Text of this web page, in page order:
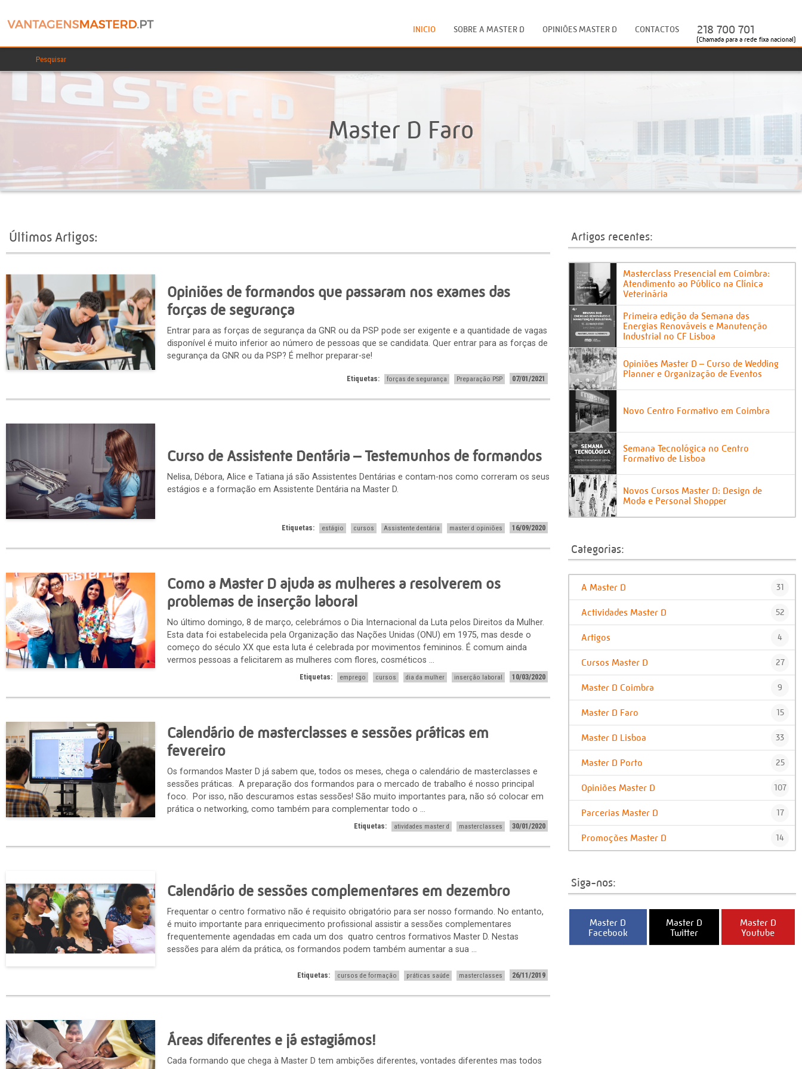
INICIO SOBRE A MASTER D OPINIÕES MASTER D CONTACTOS 218 700 701
(Chamada para a rede fixa nacional)
Master D Faro
Últimos Artigos:
Opiniões de formandos que passaram nos exames das
forças de segurança
Entrar para as forças de segurança da GNR ou da PSP pode ser exigente e a quantidade de vagas
disponível é muito inferior ao número de pessoas que se candidata. Quer entrar para as forças de
segurança da GNR ou da PSP? É melhor preparar-se!
Etiquetas: forças de segurança Preparação PSP 07/01/2021
Curso de Assistente Dentária – Testemunhos de formandos
Nelisa, Débora, Alice e Tatiana já são Assistentes Dentárias e contam-nos como correram os seus
estágios e a formação em Assistente Dentária na Master D.
Etiquetas: estágio cursos Assistente dentária master d opiniões 16/09/2020
Como a Master D ajuda as mulheres a resolverem os
problemas de inserção laboral
No último domingo, 8 de março, celebrámos o Dia Internacional da Luta pelos Direitos da Mulher.
Esta data foi estabelecida pela Organização das Nações Unidas (ONU) em 1975, mas desde o
começo do século XX que esta luta é celebrada por movimentos femininos. É comum ainda
vermos pessoas a felicitarem as mulheres com flores, cosméticos ...
Etiquetas: emprego cursos dia da mulher inserção laboral 10/03/2020
Calendário de masterclasses e sessões práticas em
fevereiro
Os formandos Master D já sabem que, todos os meses, chega o calendário de masterclasses e
sessões práticas. A preparação dos formandos para o mercado de trabalho é nosso principal
foco. Por isso, não descuramos estas sessões! São muito importantes para, não só colocar em
prática o networking, como também para complementar todo o ...
Etiquetas: atividades master d masterclasses 30/01/2020
Calendário de sessões complementares em dezembro
Frequentar o centro formativo não é requisito obrigatório para ser nosso formando. No entanto,
é muito importante para enriquecimento profissional assistir a sessões complementares
frequentemente agendadas em cada um dos quatro centros formativos Master D. Nestas
sessões para além da prática, os formandos podem também aumentar a sua ...
Etiquetas: cursos de formação práticas saúde masterclasses 26/11/2019
Áreas diferentes e já estagiámos!
Cada formando que chega à Master D tem ambições diferentes, vontades diferentes mas todos
Artigos recentes:
Masterclass Presencial em Coimbra:
Atendimento ao Público na Clínica
Veterinária
Primeira edição da Semana das
Energias Renováveis e Manutenção
Industrial no CF Lisboa
Opiniões Master D – Curso de Wedding
Planner e Organização de Eventos
Novo Centro Formativo em Coimbra
Semana Tecnológica no Centro
Formativo de Lisboa
Novos Cursos Master D: Design de
Moda e Personal Shopper
Categorias:
A Master D 31
Actividades Master D 52
Artigos 4
Cursos Master D 27
Master D Coimbra 9
Master D Faro 15
Master D Lisboa 33
Master D Porto 25
Opiniões Master D 107
Parcerias Master D 17
Promoções Master D 14
Siga-nos:
Master D
Facebook
Master D
Twitter
Master D
Youtube